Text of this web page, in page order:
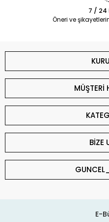
7 / 24
Öneri ve
MÜŞTERİ
BİZE
E-